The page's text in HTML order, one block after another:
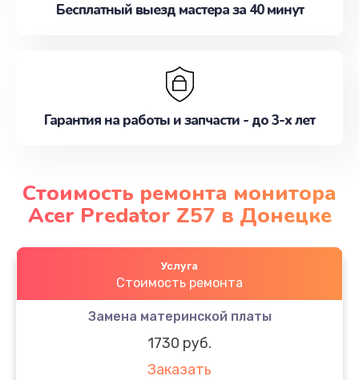
Бесплатный выезд мастера за 40 минут
Гарантия на работы и запчасти - до 3-х лет
Стоимость ремонта монитора
Acer Predator Z57 в Донецке
Услуга
Стоимость ремонта
Замена материнской платы
1730 руб.
Заказать